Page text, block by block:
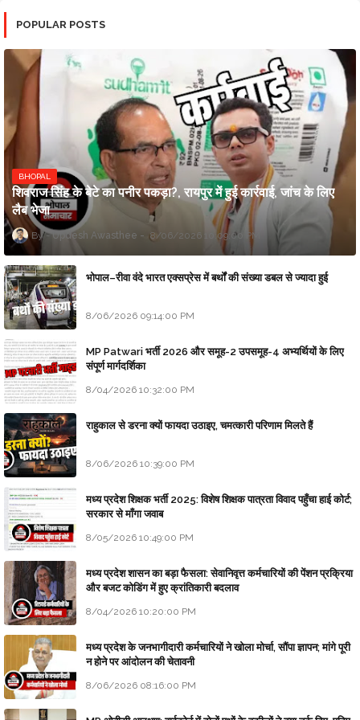
POPULAR POSTS
BHOPAL
शिवराज सिंह के बेटे का पनीर पकड़ा?, रायपुर में हुई कार्रवाई, जांच के लिए
लैब भेजा
Updesh Awasthee 8/06/2026 10:09:00 PM
भोपाल–रीवा वंदे भारत एक्सप्रेस में बर्थों की संख्या डबल से ज्यादा हुई
8/06/2026 09:14:00 PM
MP Patwari भर्ती 2026 और समूह-2 उपसमूह-4 अभ्यर्थियों के लिए
संपूर्ण मार्गदर्शिका
8/04/2026 10:32:00 PM
राहुकाल से डरना क्यों फायदा उठाइए, चमत्कारी परिणाम मिलते हैं
8/06/2026 10:39:00 PM
मध्य प्रदेश शिक्षक भर्ती 2025: विशेष शिक्षक पात्रता विवाद पहुँचा हाई कोर्ट;
सरकार से माँगा जवाब
8/05/2026 10:49:00 PM
मध्य प्रदेश शासन का बड़ा फैसला: सेवानिवृत्त कर्मचारियों की पेंशन प्रक्रिया
और बजट कोडिंग में हुए क्रांतिकारी बदलाव
8/04/2026 10:20:00 PM
मध्य प्रदेश के जनभागीदारी कर्मचारियों ने खोला मोर्चा, सौंपा ज्ञापन; मांगे पूरी
न होने पर आंदोलन की चेतावनी
8/06/2026 08:16:00 PM